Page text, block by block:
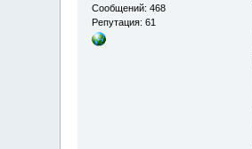
Сообщений: 468
Репутация: 61